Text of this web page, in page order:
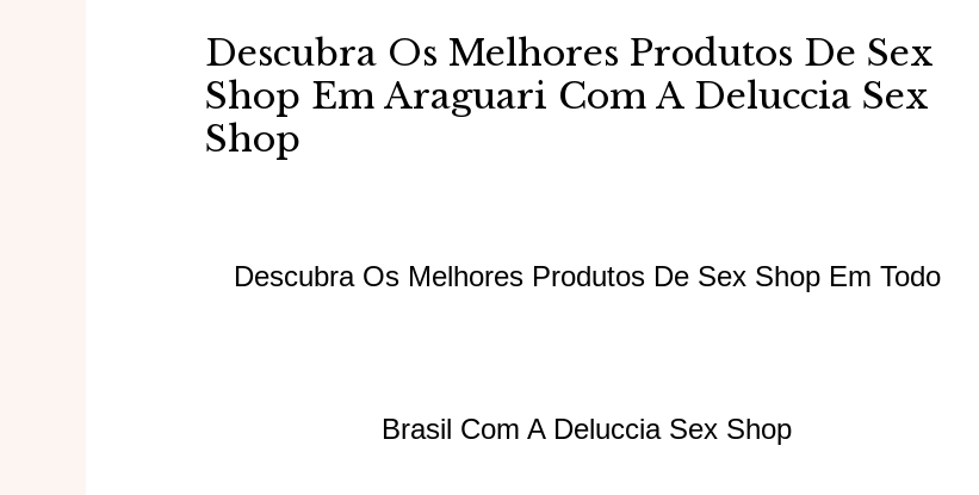
Descubra Os Melhores Produtos De Sex
Shop Em Araguari Com A Deluccia Sex
Shop
Descubra Os Melhores Produtos De Sex Shop Em Todo
Brasil Com A Deluccia Sex Shop